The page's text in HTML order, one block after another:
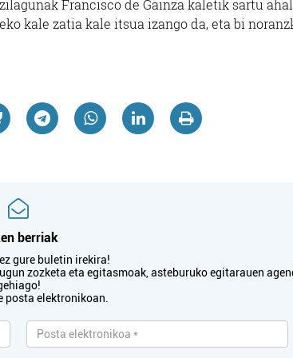
Francisco de Gainza kaletik sartu
kale zatia kale itsua izango da, eta bi
berriak
gure buletin irekira!
zozketa eta egitasmoak, asteburuko egitarauen
posta elektronikoan.